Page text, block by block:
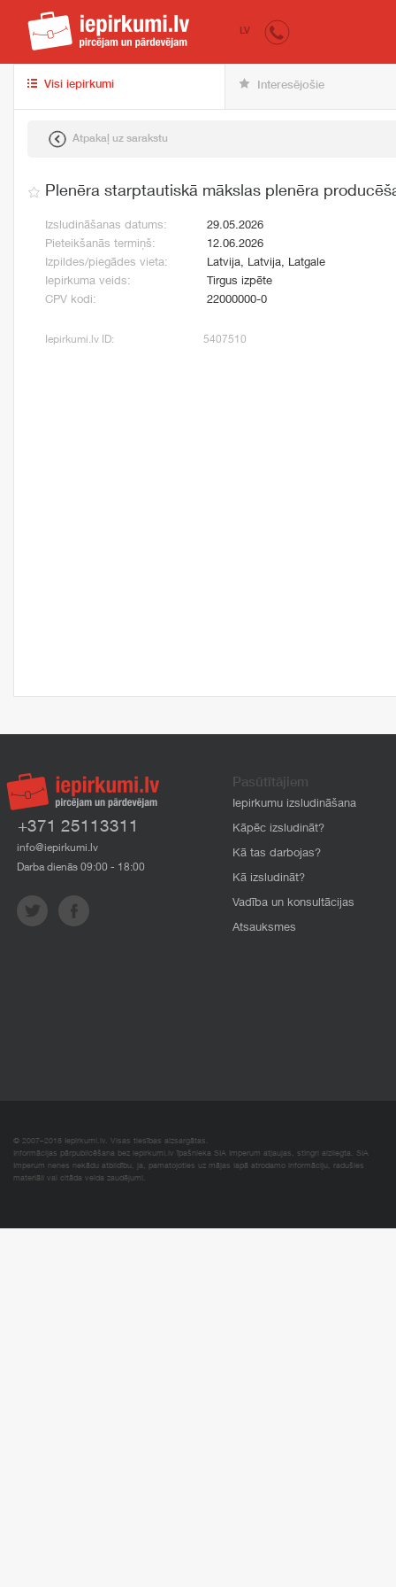
iepirkumi.lv
LV
Visi iepirkumi Interesējošie
Atpakaļ uz sarakstu
Plenēra starptautiskā mākslas plenēra
Izsludināšanas datums:
29.05.2026
Pieteikšanās termiņš:
12.06.2026
Izpildes/piegādes vieta:
Latvija, Latvija, Latgale
Iepirkuma veids:
Tirgus izpēte
CPV kodi:
22000000-0
Iepirkumi.lv ID: 5407510
+371 25113311
info@iepirkumi.lv
Darba dienās 09:00 - 18:00
Pasūtītājiem
Iepirkumu izsludināšana
Kāpēc izsludināt?
Kā tas darbojas?
Kā izsludināt?
Vadība un konsultācijas
Atsauksmes
© 2007–2018 Iepirkumi.lv. Visas tiesības aizsargātas.
Informācijas pārpublicēšana bez iepirkumi.lv īpašnieka SIA Imperum atļaujas, stingri aizliegta. SIA
Imperum nenes nekādu atbildību, ja, pamatojoties uz mājas lapā atrodamo informāciju, radušies
materiāli vai citāda veida zaudējumi.